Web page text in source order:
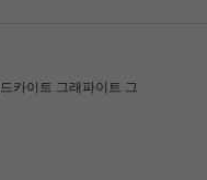
카이트 그래파이트 그